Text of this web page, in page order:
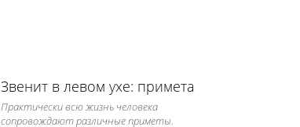
Звенит в левом ухе: примета
Практически всю жизнь человека
сопровождают различные приметы.